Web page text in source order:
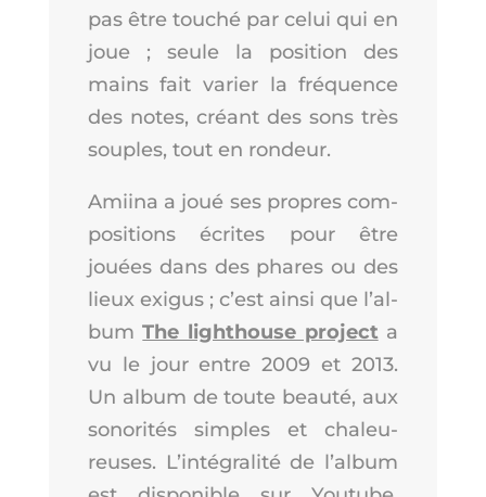
pas être tou­ché par celui qui en
joue ; seule la posi­tion des
mains fait varier la fré­quence
des notes, créant des sons très
souples, tout en rondeur.
Amii­na a joué ses propres com­
po­si­tions écrites pour être
jouées dans des phares ou des
lieux exi­gus ; c’est ain­si que l’al­
bumThe ligh­thouse pro­jecta
vu le jour entre 2009 et 2013.
Un album de toute beau­té, aux
sono­ri­tés simples et cha­leu­
reuses. L’in­té­gra­li­té de l’al­bum